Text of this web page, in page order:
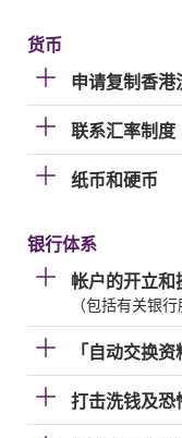
货币
申请复制香港
联系汇率制度
纸币和硬币
银行体系
帐户的开立和
（包括有关银
「自动交换
打击洗钱及恐